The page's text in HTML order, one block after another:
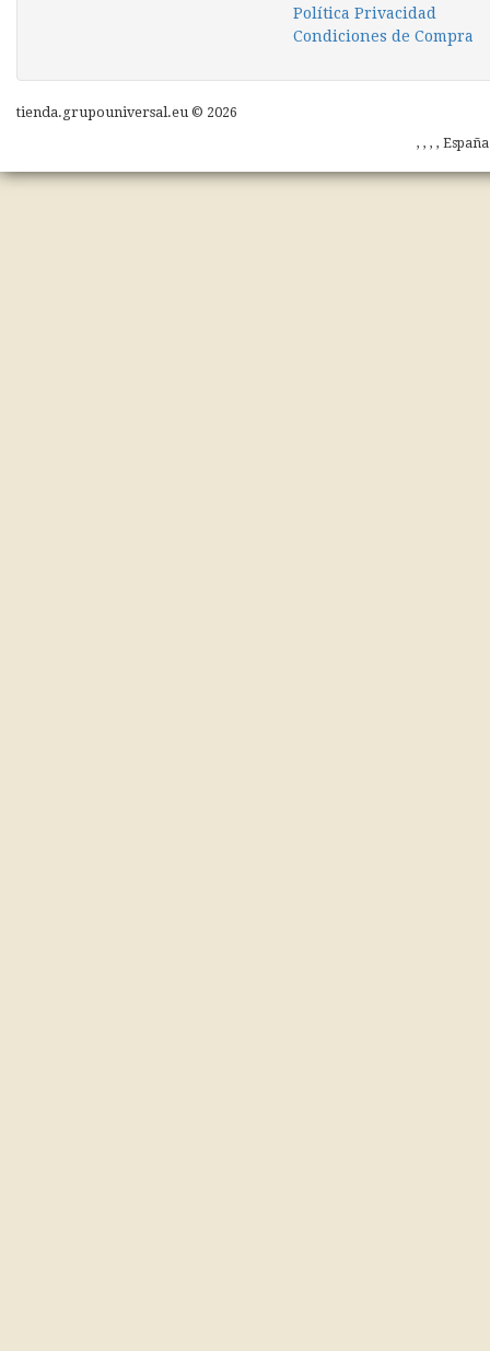
Política Privacidad
Condiciones de Compra
tienda.grupouniversal.eu © 2026
, , , ,